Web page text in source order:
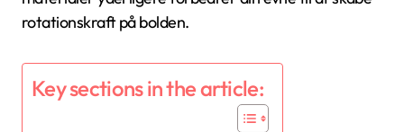
rotationskraft på bolden.
Key sections in the article: